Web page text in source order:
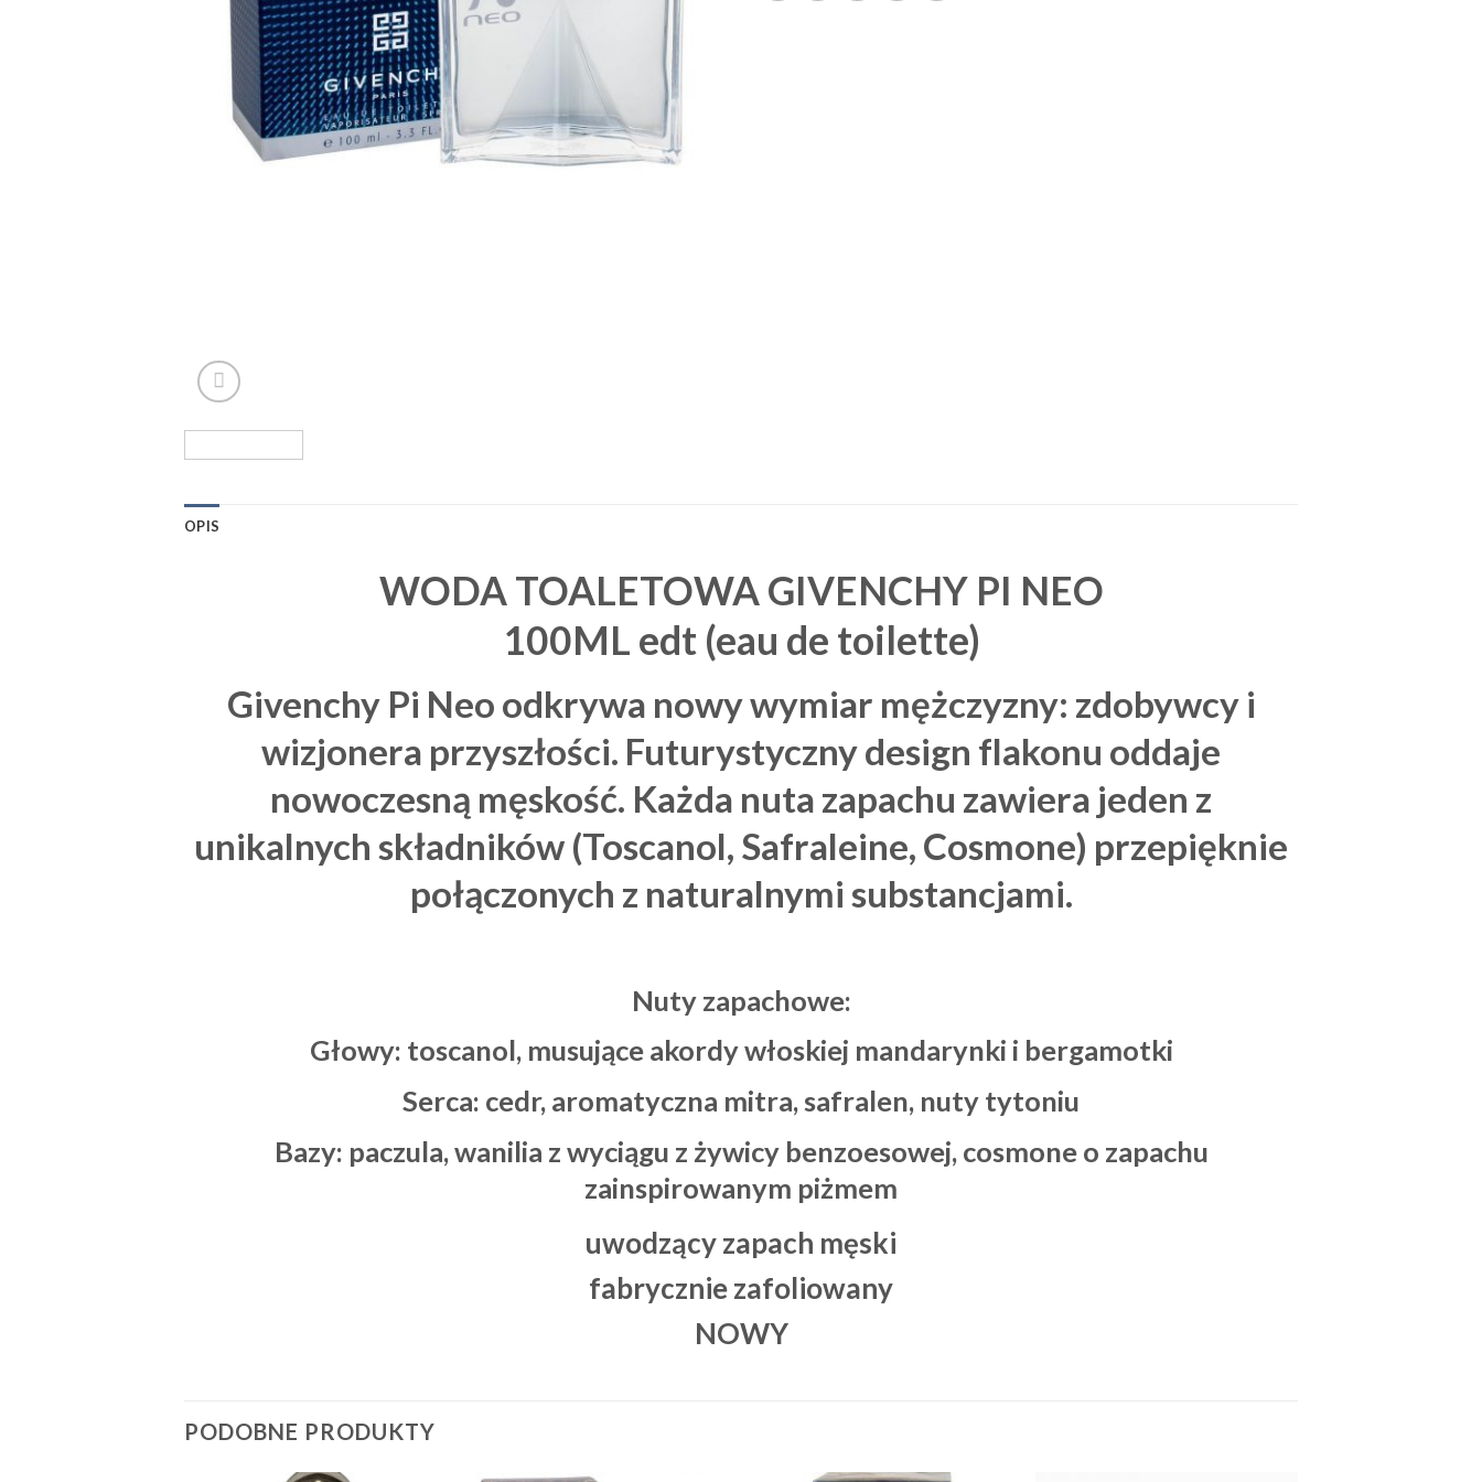
OPIS
WODA TOALETOWA GIVENCHY PI NEO
100ML edt (eau de toilette)
Givenchy Pi Neo odkrywa nowy wymiar mężczyzny: zdobywcy i
wizjonera przyszłości. Futurystyczny design flakonu oddaje
nowoczesną męskość. Każda nuta zapachu zawiera jeden z
unikalnych składników (Toscanol, Safraleine, Cosmone) przepięknie
połączonych z naturalnymi substancjami.
Nuty zapachowe:
Głowy: toscanol, musujące akordy włoskiej mandarynki i bergamotki
Serca: cedr, aromatyczna mitra, safralen, nuty tytoniu
Bazy: paczula, wanilia z wyciągu z żywicy benzoesowej, cosmone o zapachu
zainspirowanym piżmem
uwodzący zapach męski
fabrycznie zafoliowany
NOWY
PODOBNE PRODUKTY